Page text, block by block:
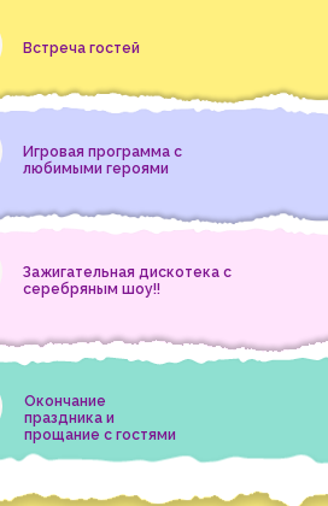
Встреча гостей
Игровая программа с
любимыми героями
Зажигательная дискотека с
серебряным шоу!!
Окончание
праздника и
прощание с гостями